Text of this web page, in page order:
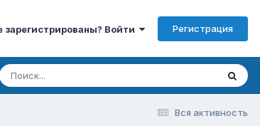
зарегистрированы? Войти Регистрация
Вся активность